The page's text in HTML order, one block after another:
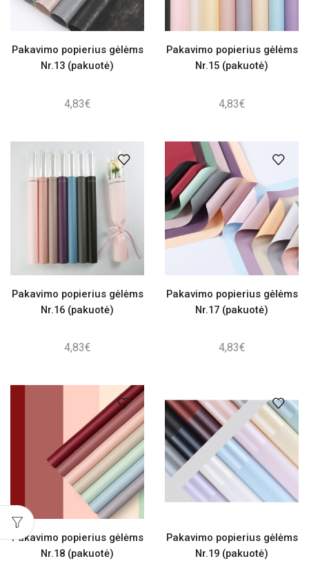
Pakavimo popierius gėlėms
Nr.13 (pakuotė)
4,83€
Pakavimo popierius gėlėms
Nr.15 (pakuotė)
4,83€
Pakavimo popierius gėlėms
Nr.16 (pakuotė)
4,83€
Pakavimo popierius gėlėms
Nr.17 (pakuotė)
4,83€
Pakavimo popierius gėlėms
Nr.18 (pakuotė)
Pakavimo popierius gėlėms
Nr.19 (pakuotė)